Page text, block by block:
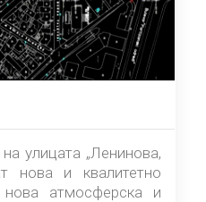
улицата „Ленинова,
нова и квалитетно
атмосферска и